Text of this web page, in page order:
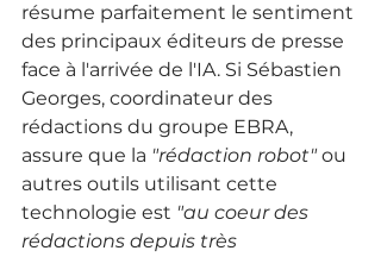
résume parfaitement le sentiment
des principaux éditeurs de presse
face à l'arrivée de l'IA. Si Sébastien
Georges, coordinateur des
rédactions du groupe EBRA,
assure que la "rédaction robot" ou
autres outils utilisant cette
technologie est "au coeur des
rédactions depuis très